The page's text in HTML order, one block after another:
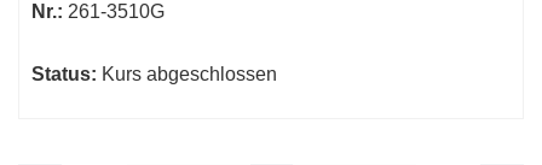
Nr.: 261-3510G
Status: Kurs abgeschlossen